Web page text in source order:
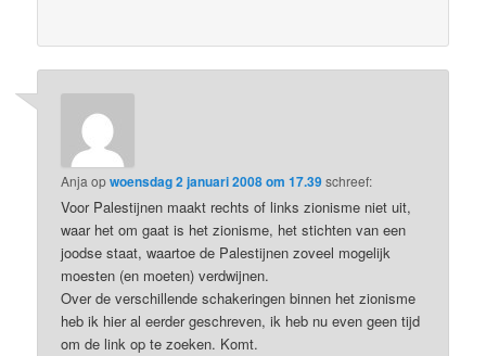
Anja opwoensdag 2 januari 2008 om 17.39schreef:
Voor Palestijnen maakt rechts of links zionisme niet uit,
waar het om gaat is het zionisme, het stichten van een
joodse staat, waartoe de Palestijnen zoveel mogelijk
moesten (en moeten) verdwijnen.
Over de verschillende schakeringen binnen het zionisme
heb ik hier al eerder geschreven, ik heb nu even geen tijd
om de link op te zoeken. Komt.